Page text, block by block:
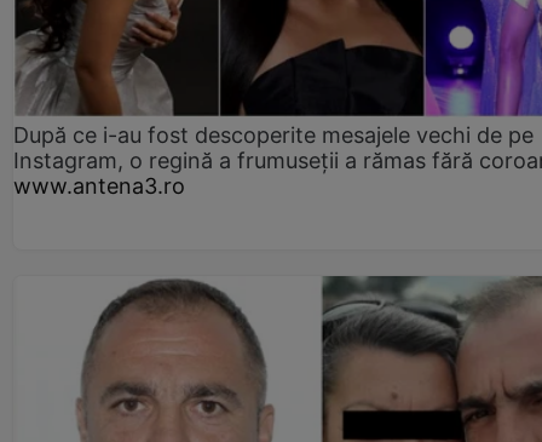
După ce i-au fost descoperite mesajele vechi de pe
Instagram, o regină a frumuseții a rămas fără
www.antena3.ro